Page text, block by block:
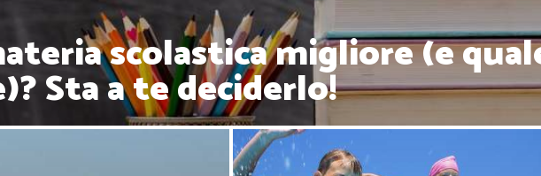
scolastica migliore (e
Sta a te deciderlo!